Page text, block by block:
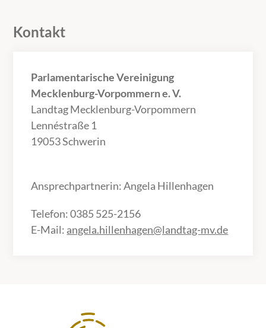
Kontakt
Parlamentarische Vereinigung
Mecklenburg-Vorpommern e. V.
Landtag Mecklenburg-Vorpommern
Lennéstraße 1
19053 Schwerin
Ansprechpartnerin: Angela Hillenhagen
Telefon: 0385 525-2156
E-Mail: angela.hillenhagen@landtag-mv.de